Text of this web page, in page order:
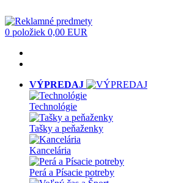
0 položiek 0,00 EUR
VÝPREDAJ
Technológie
Tašky a peňaženky
Kancelária
Perá a Písacie potreby